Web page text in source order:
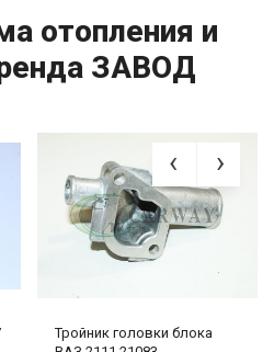
отопления и
ЗАВОД
Тройник головки блока